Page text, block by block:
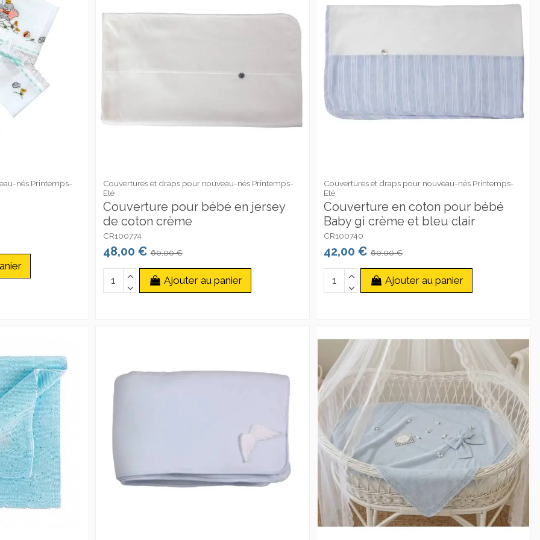
nés Printemps-
Couvertures et draps pour nouveau-nés Printemps-
Eté
Couverture pour bébé en jersey
de coton crème
CR100774
48,00 €60,00 €
Ajouter au panier
Couvertures et draps pour nouveau-nés Printemps-
Eté
Couverture en coton pour bébé
Baby gi crème et bleu clair
CR100740
42,00 €60,00 €
Ajouter au panier